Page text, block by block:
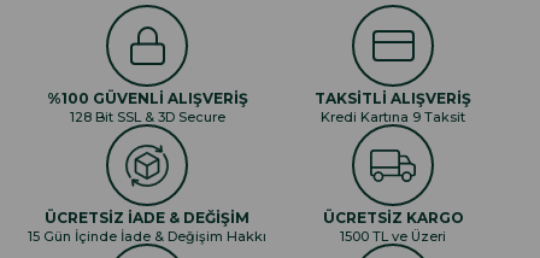
%100 GÜVENLİ ALIŞVERİŞ
128 Bit SSL & 3D Secure
TAKSİTLİ ALIŞVERİŞ
Kredi Kartına 9 Taksit
ÜCRETSİZ İADE & DEĞİŞİM
15 Gün İçinde İade & Değişim Hakkı
ÜCRETSİZ KARGO
1500 TL ve Üzeri